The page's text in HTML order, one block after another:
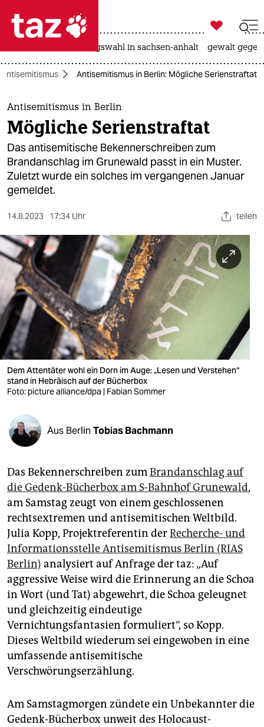
 taz zahl ich
taz zahl ich
themen
politik
öko
gesellschaft
kultur
sport
berlin
nord
wahrheit
verlag
verlag
veranstaltungen
shop
fragen & hilfe
abo
genossenschaft
epaper login

taz zahl ich
landtagswahl in sachsen-anhalt gewalt
Antisemitismus Antisemitismus in Berlin: Mögliche Serienstraftat
Antisemitismus in Berlin
Mögliche Serienstraftat
Das antisemitische Bekennerschreiben zum
Brandanschlag im Grunewald passt in ein Muster.
Zuletzt wurde ein solches im vergangenen Januar
gemeldet.
14.8.2023 17:34 Uhr teilen
Dem Attentäter wohl ein Dorn im Auge: „Lesen und Verstehen“
stand in Hebräisch auf der Bücherbox
Foto: picture alliance/dpa | Fabian Sommer
Aus Berlin Tobias Bachmann
Das Bekennerschreiben zumBrandanschlag auf
die Gedenk-Bücherbox am S-Bahnhof Grunewald,
am Samstag zeugt von einem geschlossenen
rechtsextremen und antisemitischen Weltbild.
Julia Kopp, Projektreferentin derRecherche- und
Informationsstelle Antisemitismus Berlin (RIAS
Berlin) analysiert auf Anfrage der taz: „Auf
aggressive Weise wird die Erinnerung an die Schoa
in Wort (und Tat) abgewehrt, die Schoa geleugnet
und gleichzeitig eindeutige
Vernichtungsfantasien formuliert“, so Kopp.
Dieses Weltbild wiederum sei eingewoben in eine
umfassende antisemitische
Verschwörungserzählung.
Am Samstagmorgen zündete ein Unbekannter die
Gedenk-Bücherbox unweit des Holocaust-